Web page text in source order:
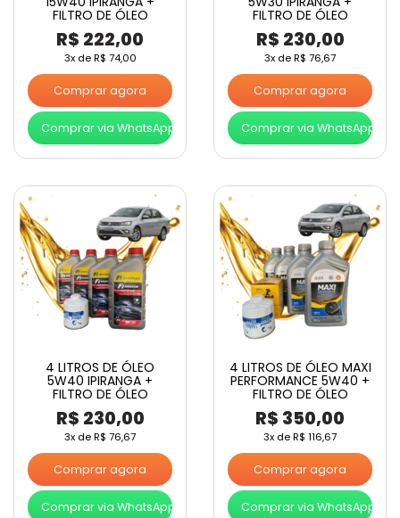
FILTRO DE ÓLEO
R$ 222,00
3x deR$ 74,00
Comprar agora
Comprar via WhatsApp
FILTRO DE ÓLEO
R$ 230,00
3x deR$ 76,67
Comprar agora
Comprar via WhatsApp
4 LITROS DE ÓLEO
5W40 IPIRANGA +
FILTRO DE ÓLEO
R$ 230,00
3x deR$ 76,67
Comprar agora
Comprar via WhatsApp
4 LITROS DE ÓLEO MAXI
PERFORMANCE 5W40 +
FILTRO DE ÓLEO
R$ 350,00
3x deR$ 116,67
Comprar agora
Comprar via WhatsApp